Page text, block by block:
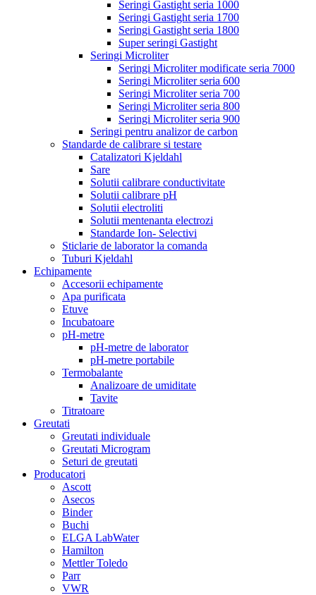
Seringi Gastight seria 1000
Seringi Gastight seria 1700
Seringi Gastight seria 1800
Super seringi Gastight
Seringi Microliter
Seringi Microliter modificate seria 7000
Seringi Microliter seria 600
Seringi Microliter seria 700
Seringi Microliter seria 800
Seringi Microliter seria 900
Seringi pentru analizor de carbon
Standarde de calibrare si testare
Catalizatori Kjeldahl
Sare
Solutii calibrare conductivitate
Solutii calibrare pH
Solutii electroliti
Solutii mentenanta electrozi
Standarde Ion- Selectivi
Sticlarie de laborator la comanda
Tuburi Kjeldahl
Echipamente
Accesorii echipamente
Apa purificata
Etuve
Incubatoare
pH-metre
pH-metre de laborator
pH-metre portabile
Termobalante
Analizoare de umiditate
Tavite
Titratoare
Greutati
Greutati individuale
Greutati Microgram
Seturi de greutati
Producatori
Ascott
Asecos
Binder
Buchi
ELGA LabWater
Hamilton
Mettler Toledo
Parr
VWR